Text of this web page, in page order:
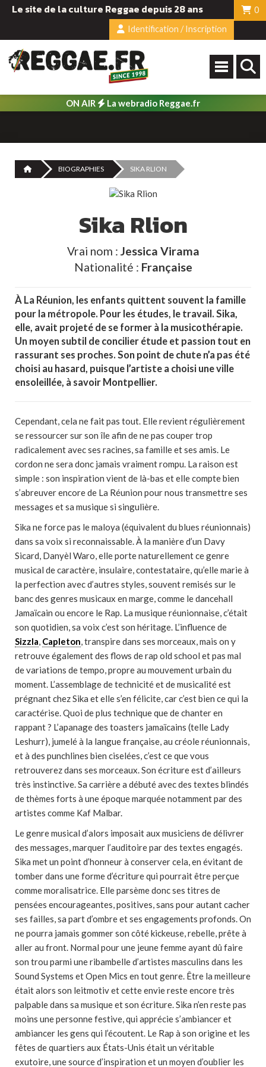
Le site de la culture Reggae depuis 28 ans
0
Identification / Inscription
ON AIR La webradio Reggae.fr
BIOGRAPHIES SIKA RLION
Sika Rlion
Vrai nom : Jessica Virama
Nationalité : Française
À La Réunion, les enfants quittent souvent la famille
pour la métropole. Pour les études, le travail. Sika,
elle, avait projeté de se former à la musicothérapie.
Un moyen subtil de concilier étude et passion tout en
rassurant ses proches. Son point de chute n’a pas été
choisi au hasard, puisque l’artiste a choisi une ville
ensoleillée, à savoir Montpellier.
Cependant, cela ne fait pas tout. Elle revient régulièrement
se ressourcer sur son île afin de ne pas couper trop
radicalement avec ses racines, sa famille et ses amis. Le
cordon ne sera donc jamais vraiment rompu. La raison est
simple : son inspiration vient de là-bas et elle compte bien
s’abreuver encore de La Réunion pour nous transmettre ses
messages et sa musique si singulière.
Sika ne force pas le maloya (équivalent du blues réunionnais)
dans sa voix si reconnaissable. À la manière d’un Davy
Sicard, Danyèl Waro, elle porte naturellement ce genre
musical de caractère, insulaire, contestataire, qu’elle marie à
la perfection avec d’autres styles, souvent remisés sur le
banc des genres musicaux en marge, comme le dancehall
Jamaïcain ou encore le Rap. La musique réunionnaise, c’était
son quotidien, sa voix c’est son héritage. L’influence de
Sizzla, Capleton, transpire dans ses morceaux, mais on y
retrouve également des flows de rap old school et pas mal
de variations de tempo, propre au mouvement urbain du
moment. L’assemblage de technicité et de musicalité est
prégnant chez Sika et elle s’en félicite, car c’est bien ce qui la
caractérise. Quoi de plus technique que de chanter en
rappant ? L’apanage des toasters jamaïcains (telle Lady
Leshurr), jumelé à la langue française, au créole réunionnais,
et à des punchlines bien ciselées, c’est ce que vous
retrouverez dans ses morceaux. Son écriture est d’ailleurs
très instinctive. Sa carrière a débuté avec des textes blindés
de thèmes forts à une époque marquée notamment par des
artistes comme Kaf Malbar.
Le genre musical d’alors imposait aux musiciens de délivrer
des messages, marquer l’auditoire par des textes engagés.
Sika met un point d’honneur à conserver cela, en évitant de
tomber dans une forme d’écriture qui pourrait être perçue
comme moralisatrice. Elle parsème donc ses titres de
pensées encourageantes, positives, sans pour autant cacher
ses failles, sa part d’ombre et ses engagements profonds. On
ne pourra jamais gommer son côté kickeuse, rebelle, prête à
aller au front. Normal pour une jeune femme ayant dû faire
son trou parmi une ribambelle d’artistes masculins dans les
Sound Systems et Open Mics en tout genre. Être la meilleure
était alors son leitmotiv et cette envie reste encore très
palpable dans sa musique et son écriture. Sika n’en reste pas
moins une personne festive, qui apprécie s’ambiancer et
ambiancer les gens qui l’écoutent. Le Rap à son origine et les
fêtes de quartiers aux États-Unis était un véritable
exutoire, une source d’inspiration et un moyen d’oublier les